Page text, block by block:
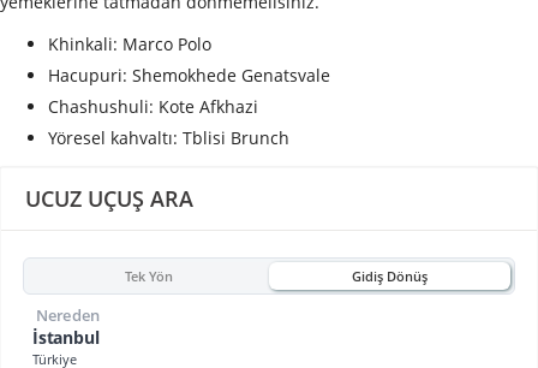
UCUZ UÇUŞ ARA
Tek Yön Gidiş Dönüş
İstanbul
Türkiye
Nereden
Khinkali: Marco Polo
Hacupuri: Shemokhede Genatsvale
Chashushuli: Kote Afkhazi
Yöresel kahvaltı: Tblisi Brunch